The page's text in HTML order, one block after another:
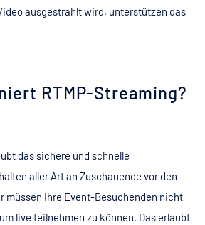
ausgestrahlt wird, unterstützen das
RTMP-Streaming?
das sichere und schnelle
aller Art an Zuschauende vor den
müssen Ihre Event-Besuchenden nicht
live teilnehmen zu können. Das erlaubt